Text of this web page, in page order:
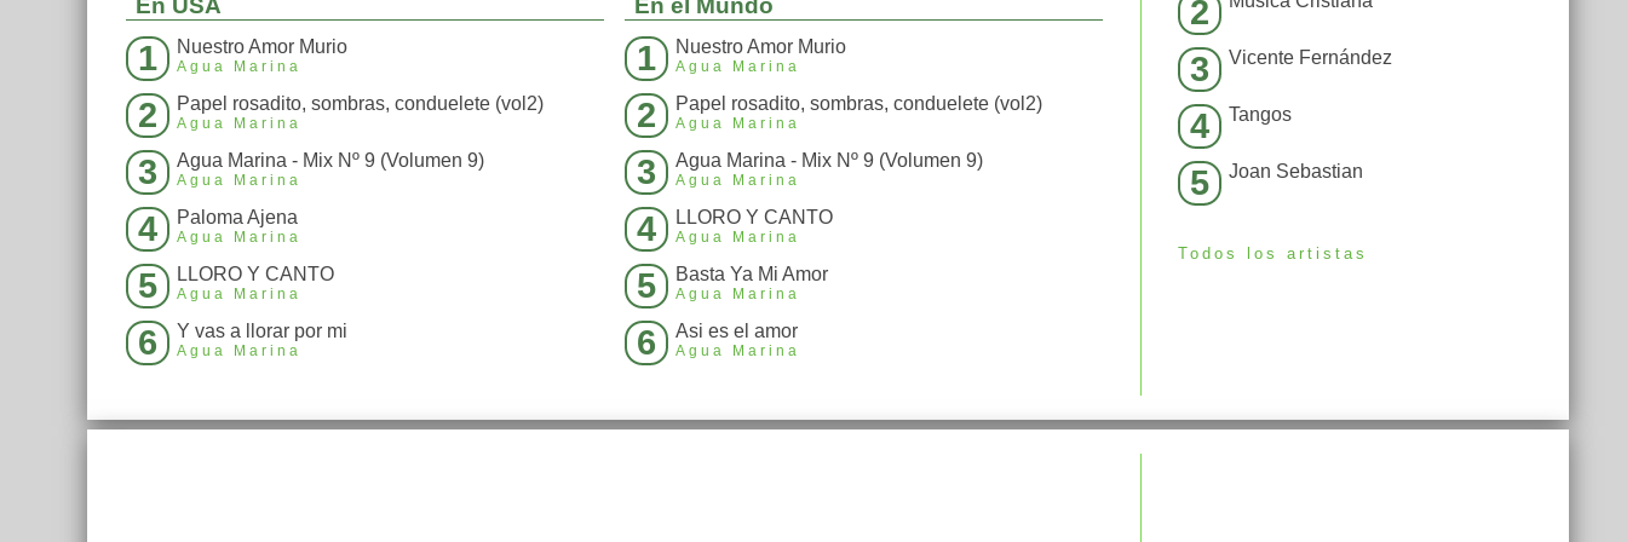
En USA
1 Nuestro Amor Murio
Agua Marina
2 Papel rosadito, sombras, conduelete (vol2)
Agua Marina
3 Agua Marina - Mix Nº 9 (Volumen 9)
Agua Marina
4 Paloma Ajena
Agua Marina
5 LLORO Y CANTO
Agua Marina
6 Y vas a llorar por mi
Agua Marina
En el Mundo
1 Nuestro Amor Murio
Agua Marina
2 Papel rosadito, sombras, conduelete (vol2)
Agua Marina
3 Agua Marina - Mix Nº 9 (Volumen 9)
Agua Marina
4 LLORO Y CANTO
Agua Marina
5 Basta Ya Mi Amor
Agua Marina
6 Asi es el amor
Agua Marina
2
3 Vicente Fernández
4 Tangos
5 Joan Sebastian
Todos los artistas